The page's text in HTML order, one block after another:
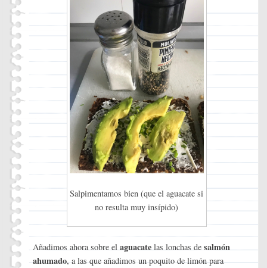
Salpimentamos bien (que el aguacate si
no resulta muy insípido)
Añadimos ahora sobre el aguacatelas lonchas de salmón
ahumado, a las que añadimos un poquito de limón para